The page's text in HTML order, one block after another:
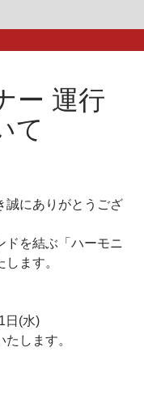
ー 運行
て
誠にありがとうござ
ドを結ぶ「ハーモニ
ます。
日(水)
します。